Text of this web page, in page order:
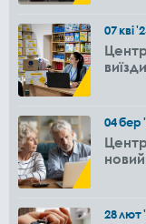
07кві
04бер
28лют